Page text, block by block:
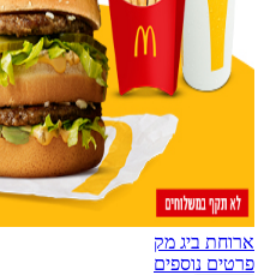
ארוחת ביג מק
פרטים נוספים